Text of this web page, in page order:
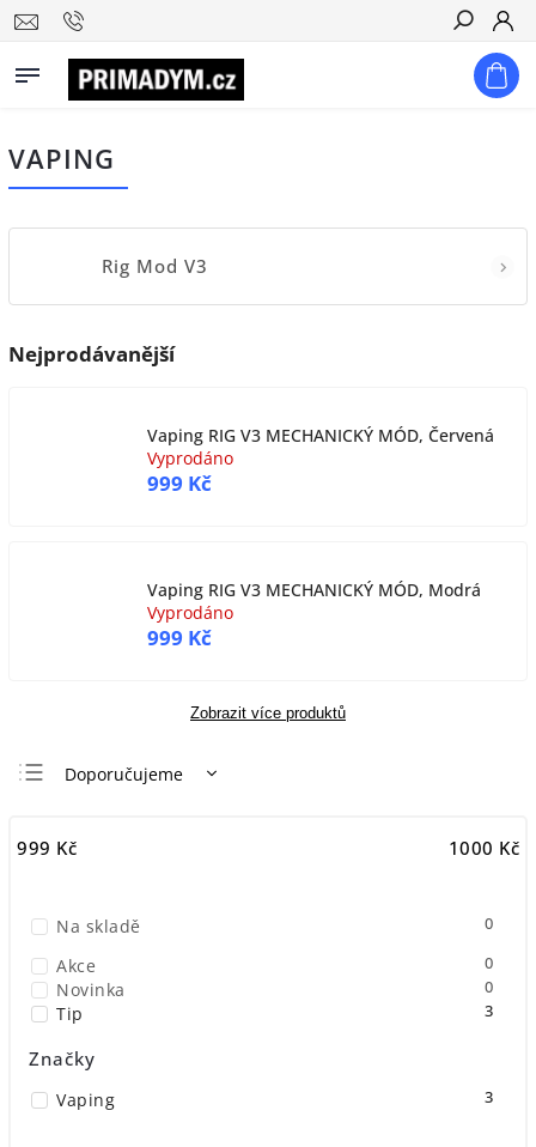
Hledat
VAPING
Rig Mod V3
Nejprodávanější
Vaping RIG V3 MECHANICKÝ MÓD, Červená
Vyprodáno
999 Kč
Vaping RIG V3 MECHANICKÝ MÓD, Modrá
Vyprodáno
999 Kč
Zobrazit více produktů
Doporučujeme
Nejdražší
Abecedně
999 Kč 1000 Kč
Na skladě 0
Akce 0
Novinka 0
Tip 3
Značky
Vaping 3